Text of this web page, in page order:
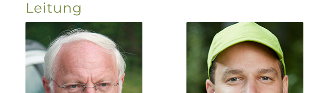
Leitung